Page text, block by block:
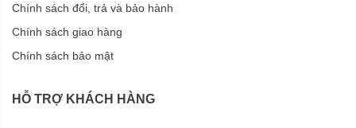
Chính sách đổi, trả và bảo hành
Chính sách giao hàng
Chính sách bảo mật
HỖ TRỢ KHÁCH HÀNG